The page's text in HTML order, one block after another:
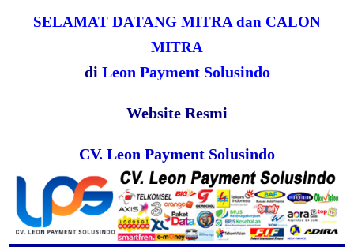
SELAMAT DATANG MITRA dan CALON
MITRA
di Leon Payment Solusindo
Website Resmi
CV. Leon Payment Solusindo